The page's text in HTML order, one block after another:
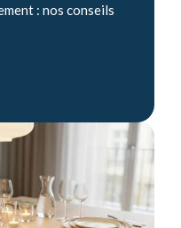
: nos conseils